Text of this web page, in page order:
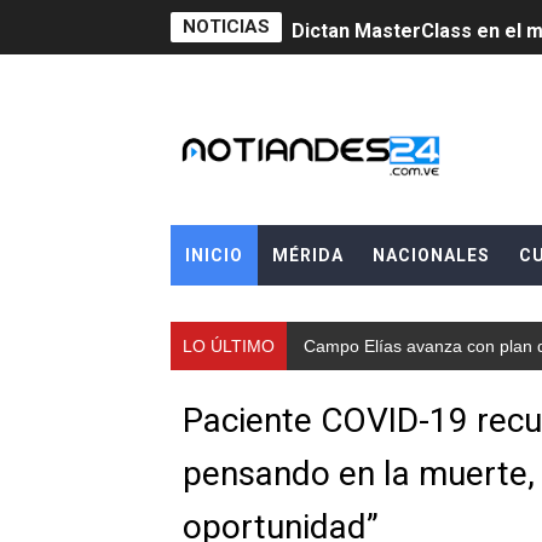
NOTICIAS Dictan MasterClass en el
Encuentro estadal
Venezuela instala su
Mérida fortalece su
Gobernación de Mérida
Niños merideños
Fundecem ofrece taller de
INICIO MÉRIDA NACIONALES
LO ÚLTIMO Campo Elías avanza con plan
Paciente COVID-19
pensando en la
oportunidad”